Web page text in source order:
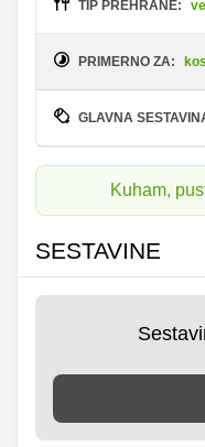
TIP PREHRANE:
PRIMERNO ZA:
GLAVNA
Kuham,
SESTAVINE